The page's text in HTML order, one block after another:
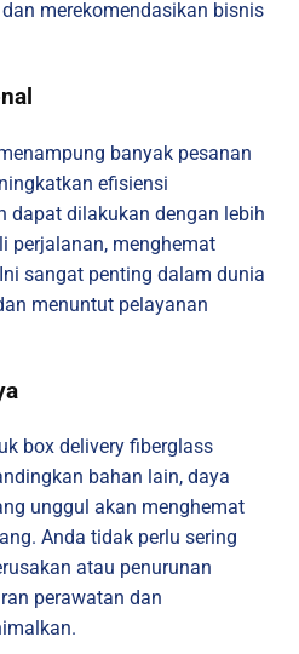
merekomendasikan bisnis
banyak pesanan
efisiensi
dapat dilakukan dengan lebih
perjalanan, menghemat
sangat penting dalam dunia
menuntut pelayanan
box delivery fiberglass
bahan lain, daya
unggul akan menghemat
Anda tidak perlu sering
atau penurunan
perawatan dan